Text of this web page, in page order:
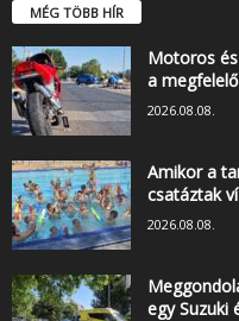
MÉG TÖBB HÍR
Motoros
a
2026.08.08.
Amikor a
csatáztak
2026.08.08.
egy Suzuki